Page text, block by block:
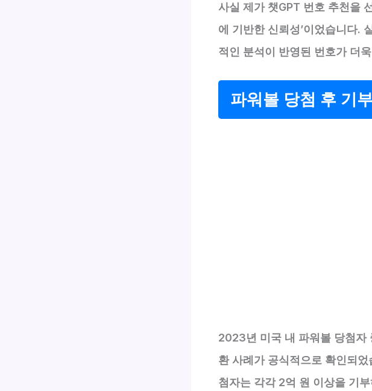
사실 제가 챗GPT 번호 추천을
에 기반한 신뢰성’이었습니다.
적인 분석이 반영된 번호가 더
파워볼 당첨 후 기
2023년 미국 내 파워볼 당첨자
환 사례가 공식적으로 확인되
첨자는 각각 2억 원 이상을 기